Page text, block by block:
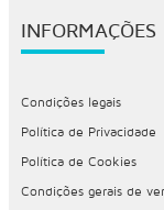
INFORMAÇÕES
Condições legais
Política de Privacidade
Política de Cookies
Condições gerais de